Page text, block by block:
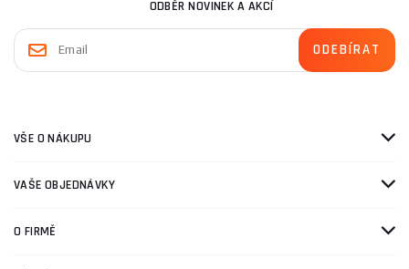
ODBĚR NOVINEK A AKCÍ
VŠE O NÁKUPU
VAŠE OBJEDNÁVKY
O FIRMĚ